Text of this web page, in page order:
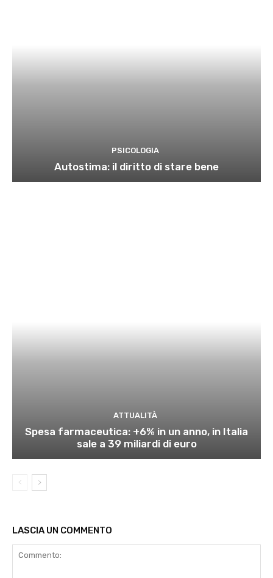
PSICOLOGIA
Autostima: il diritto di stare bene
ATTUALITÀ
Spesa farmaceutica: +6% in un anno, in Italia
sale a 39 miliardi di euro
LASCIA UN COMMENTO